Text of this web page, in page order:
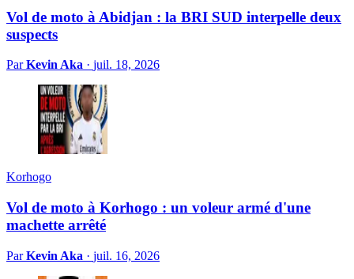
Vol de moto à Abidjan : la BRI SUD interpelle deux
suspects
ParKevin Aka · juil. 18, 2026
Korhogo
Vol de moto à Korhogo : un voleur armé d'une
machette arrêté
ParKevin Aka · juil. 16, 2026